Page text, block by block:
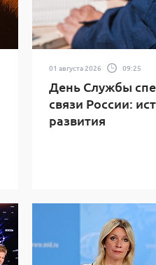
01 августа 2026 09:25
День Службы
связи России:
развития